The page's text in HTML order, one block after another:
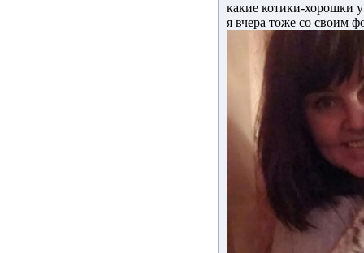
какие котики-хорошки
я вчера тоже со своим